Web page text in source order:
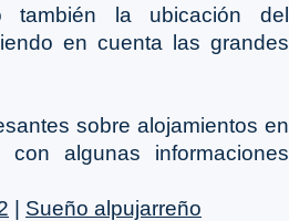
también la ubicación del
en cuenta las grandes
sobre alojamientos en
algunas informaciones
Sueño alpujarreño